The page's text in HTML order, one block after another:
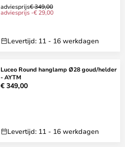
adviesprijs€ 349,00
adviesprijs -€ 29,00
Levertijd: 11 - 16 werkdagen
Luceo Round hanglamp Ø28 goud/helder
- AYTM
€ 349,00
Levertijd: 11 - 16 werkdagen